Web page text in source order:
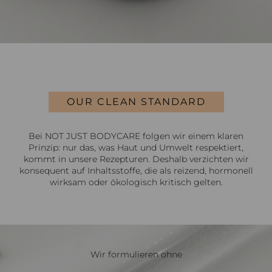
OUR CLEAN STANDARD
Bei NOT JUST BODYCARE folgen wir einem klaren
Prinzip: nur das, was Haut und Umwelt respektiert,
kommt in unsere Rezepturen. Deshalb verzichten wir
konsequent auf Inhaltsstoffe, die als reizend, hormonell
wirksam oder ökologisch kritisch gelten.
Wir formulieren ohne